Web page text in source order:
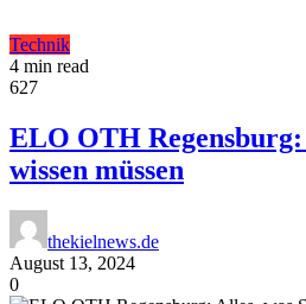
Technik
4 min read
627
ELO OTH Regensburg:
wissen müssen
thekielnews.de
August 13, 2024
0